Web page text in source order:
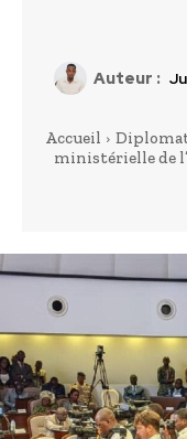
Auteur :
Accueil
ministérielle de